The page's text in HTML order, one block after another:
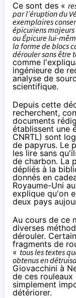
Ce sont des «
par l’éruption du
exemplaires
épicuriens
ou Épicure lui-
la forme de blocs
dérouler sans
comme l'
ingénieure de
analyse de
scientifique.
Depuis cette
recherchent,
documents
établissent une
CNRTL) sont
de papyrus. Le
les lire sans
de charbon. La
dépliés à la
donnés en
Royaume-Uni
explique qu'on
deux pays
Au cours de ce
diverses
dérouler.
fragments de
« tous les textes
obtenus en
Giovacchini à
de ces
simplement
détériorer.